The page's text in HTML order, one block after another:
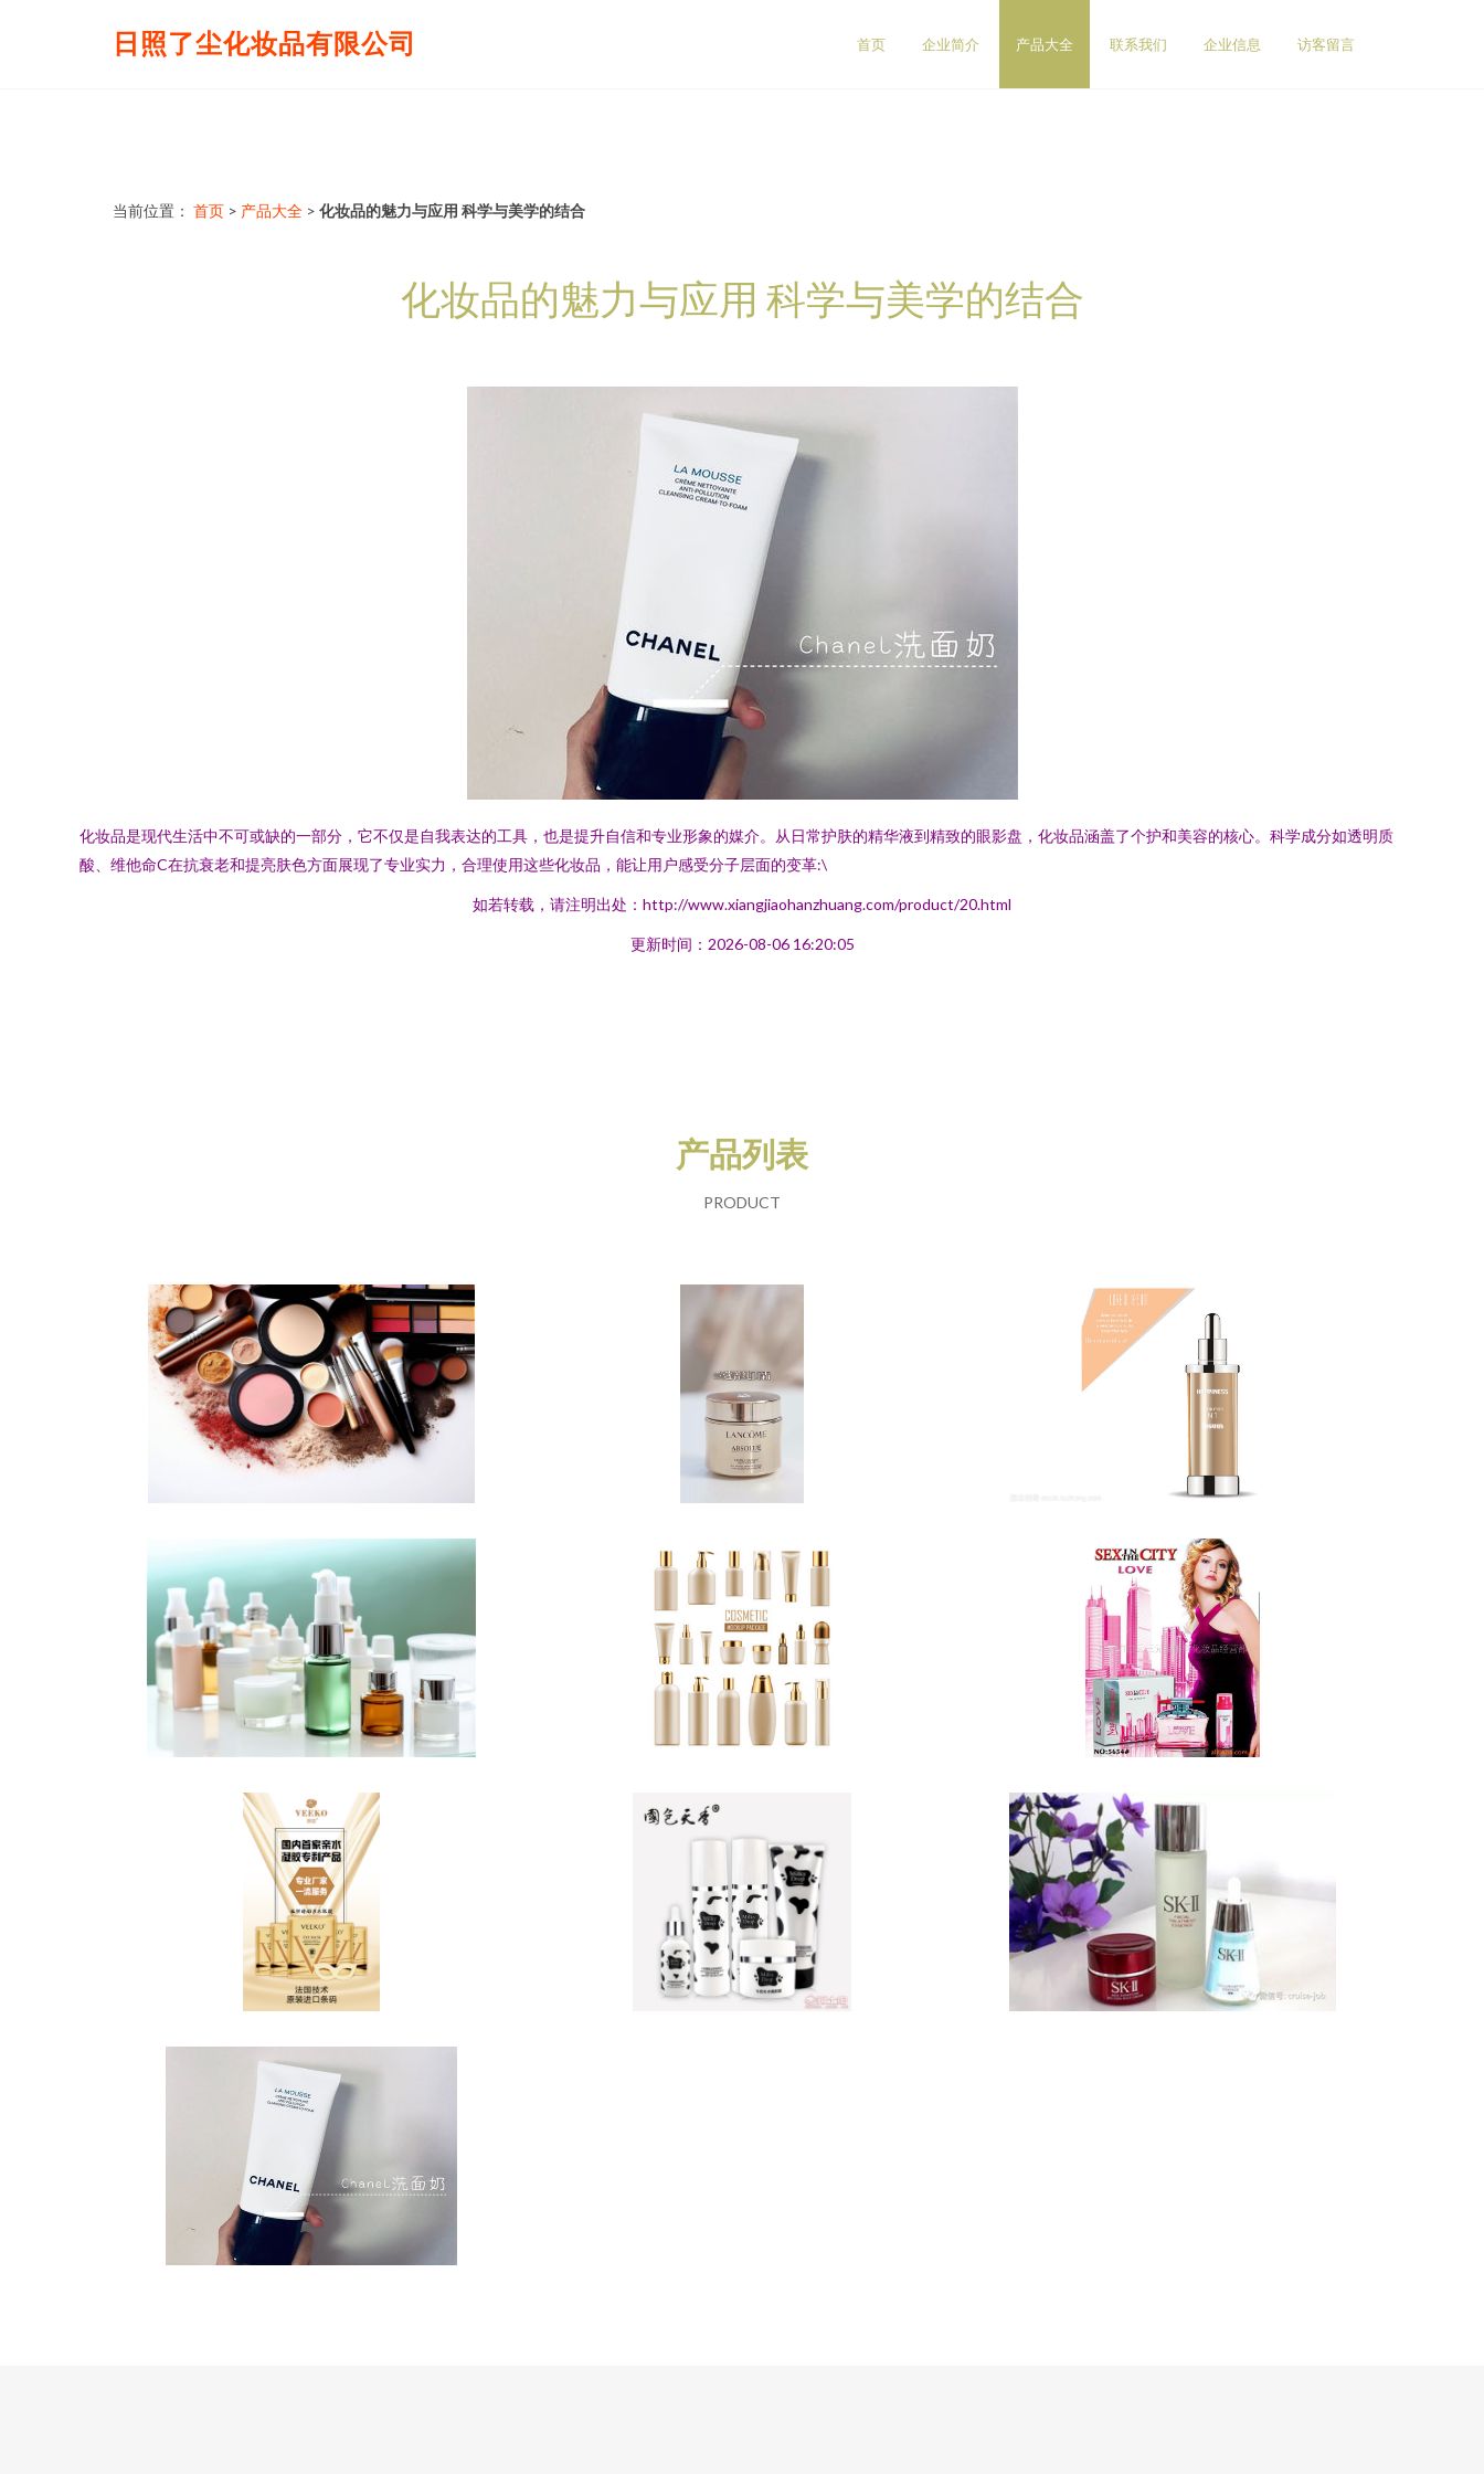
日照了尘化妆品有限公司 首页 企业简介 产品大全 联系我们 企业信息 访客留言
当前位置： 首页 > 产品大全 > 化妆品的魅力与应用 科学与美学的结合
化妆品的魅力与应用 科学与美学的结合
化妆品是现代生活中不可或缺的一部分，它不仅是自我表达的工具，也是提升自信和专业形象的媒介。从日常护肤的精华液到精致的眼影盘，化妆品涵盖了个护和美容的核心。科学成分如透明质
酸、维他命C在抗衰老和提亮肤色方面展现了专业实力，合理使用这些化妆品，能让用户感受分子层面的变革:\
如若转载，请注明出处：http://www.xiangjiaohanzhuang.com/product/20.html
更新时间：2026-08-06 16:20:05
产品列表
PRODUCT